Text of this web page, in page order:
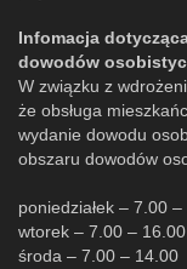
Infomacja
dowodów
W związku z
że obsługa
wydanie dowodu
obszaru dowodów
poniedziałek – 7.00
wtorek – 7.00 – 16.00
środa – 7.00 – 14.00